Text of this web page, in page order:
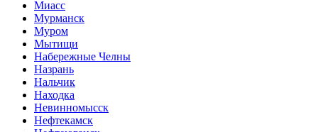
Миасс
Мурманск
Муром
Мытищи
Набережные Челны
Назрань
Нальчик
Находка
Невинномысск
Нефтекамск